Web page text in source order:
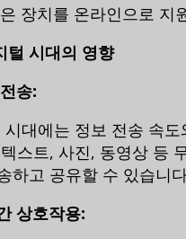
장치를 온라인으로 지
털 시대의 영향
송:
시대에는 정보 전송 속
스트, 사진, 동영상 등
하고 공유할 수 있습니
상호작용: